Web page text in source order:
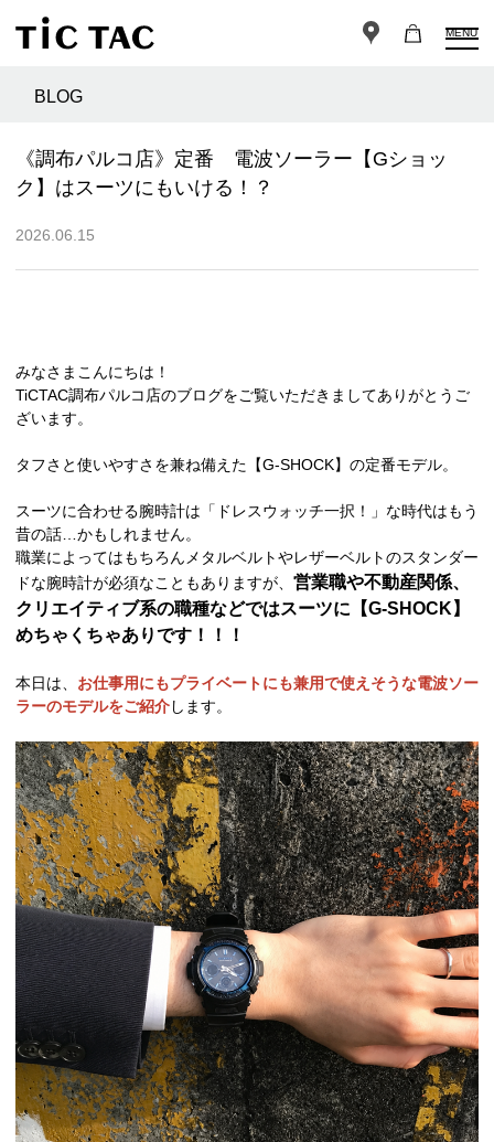
MENU
BLOG
《調布パルコ店》定番 電波ソーラー【Gショッ
ク】はスーツにもいける！？
2026.06.15
みなさまこんにちは！
TiCTAC調布パルコ店のブログをご覧いただきましてありがとうご
ざいます。
タフさと使いやすさを兼ね備えた【G-SHOCK】の定番モデル。
スーツに合わせる腕時計は「ドレスウォッチ一択！」な時代はもう
昔の話…かもしれません。
職業によってはもちろんメタルベルトやレザーベルトのスタンダー
ドな腕時計が必須なこともありますが、 営業職や不動産関係、
クリエイティブ系の職種などではスーツに【G-SHOCK】
めちゃくちゃありです！！！
本日は、 お仕事用にもプライベートにも兼用で使えそうな電波ソー
ラーのモデルをご紹介します。